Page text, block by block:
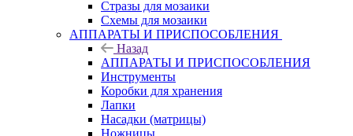
Стразы для мозаики
Схемы для мозаики
АППАРАТЫ И ПРИСПОСОБЛЕНИЯ
Назад
АППАРАТЫ И ПРИСПОСОБЛЕНИЯ
Инструменты
Коробки для хранения
Лапки
Насадки (матрицы)
Ножницы